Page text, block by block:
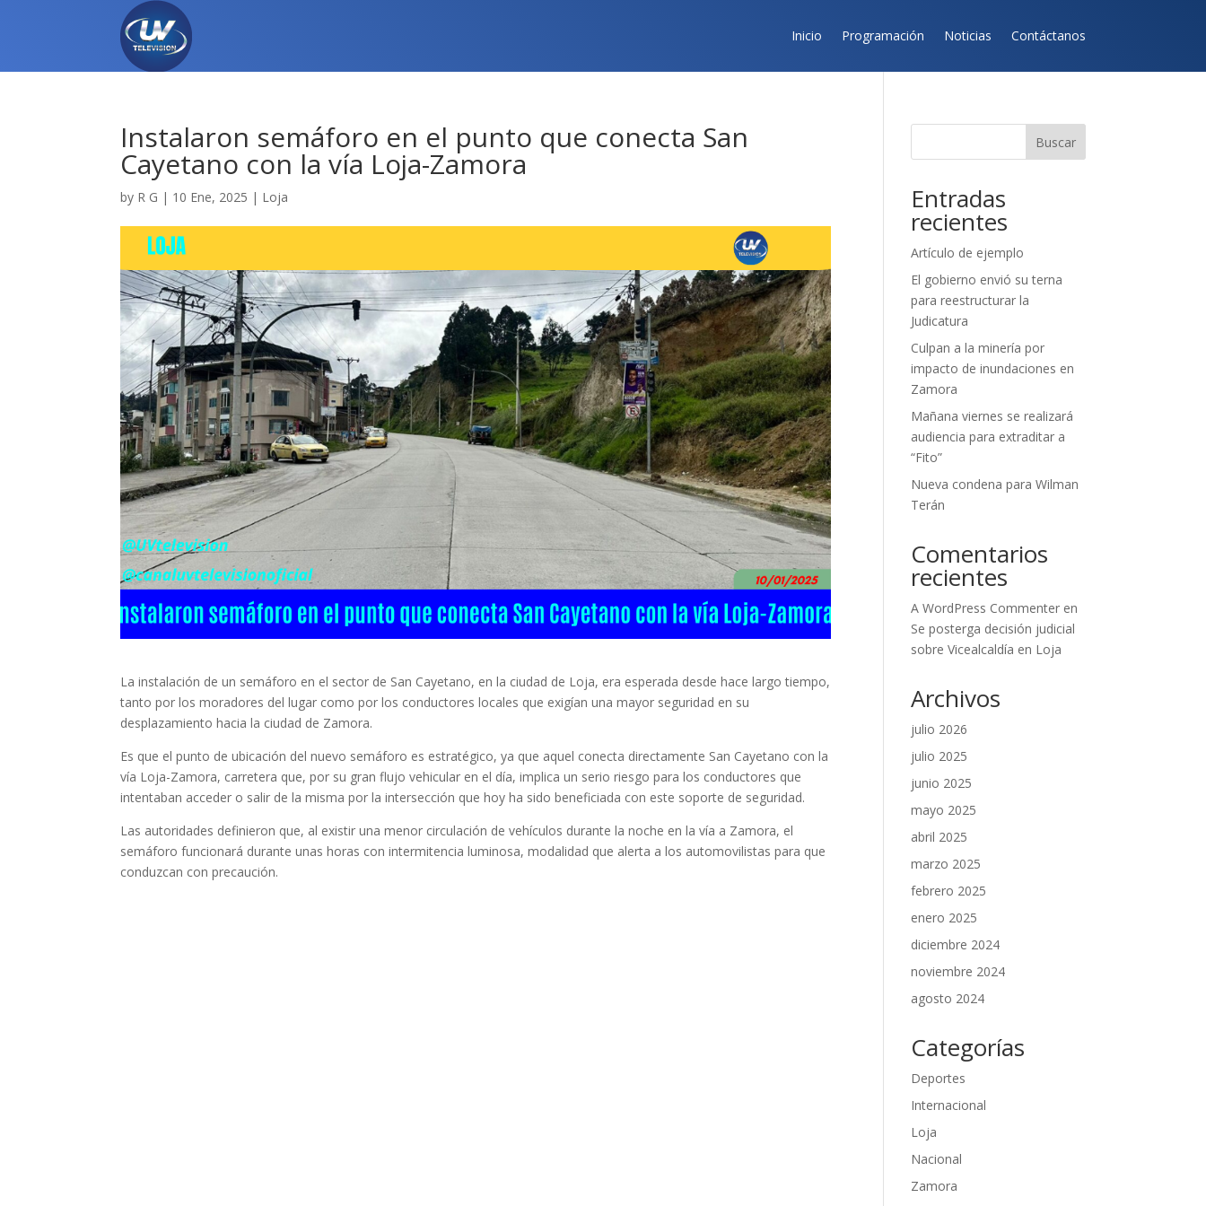
Inicio Programación Noticias Contáctanos
Instalaron semáforo en el punto que conecta San
Cayetano con la vía Loja-Zamora
by R G | 10 Ene, 2025 | Loja
La instalación de un semáforo en el sector de San Cayetano, en la ciudad de Loja, era esperada desde hace largo tiempo,
tanto por los moradores del lugar como por los conductores locales que exigían una mayor seguridad en su
desplazamiento hacia la ciudad de Zamora.
Es que el punto de ubicación del nuevo semáforo es estratégico, ya que aquel conecta directamente San Cayetano con la
vía Loja-Zamora, carretera que, por su gran flujo vehicular en el día, implica un serio riesgo para los conductores que
intentaban acceder o salir de la misma por la intersección que hoy ha sido beneficiada con este soporte de seguridad.
Las autoridades definieron que, al existir una menor circulación de vehículos durante la noche en la vía a Zamora, el
semáforo funcionará durante unas horas con intermitencia luminosa, modalidad que alerta a los automovilistas para que
conduzcan con precaución.
Buscar
Entradas
recientes
Artículo de ejemplo
El gobierno envió su terna
para reestructurar la
Judicatura
Culpan a la minería por
impacto de inundaciones en
Zamora
Mañana viernes se realizará
audiencia para extraditar a
“Fito”
Nueva condena para Wilman
Terán
Comentarios
recientes
A WordPress Commenter en
Se posterga decisión judicial
sobre Vicealcaldía en Loja
Archivos
julio 2026
julio 2025
junio 2025
mayo 2025
abril 2025
marzo 2025
febrero 2025
enero 2025
diciembre 2024
noviembre 2024
agosto 2024
Categorías
Deportes
Internacional
Loja
Nacional
Zamora